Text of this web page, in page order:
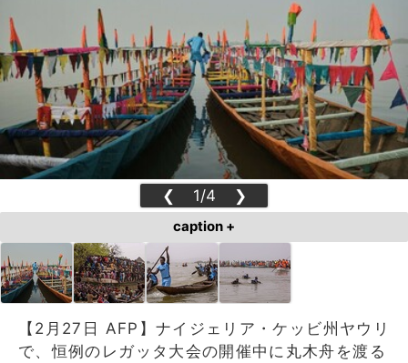
❮ 1/4 ❯
caption +
【2月27日 AFP】ナイジェリア・ケッビ州ヤウリ
で、恒例のレガッタ大会の開催中に丸木舟を渡る